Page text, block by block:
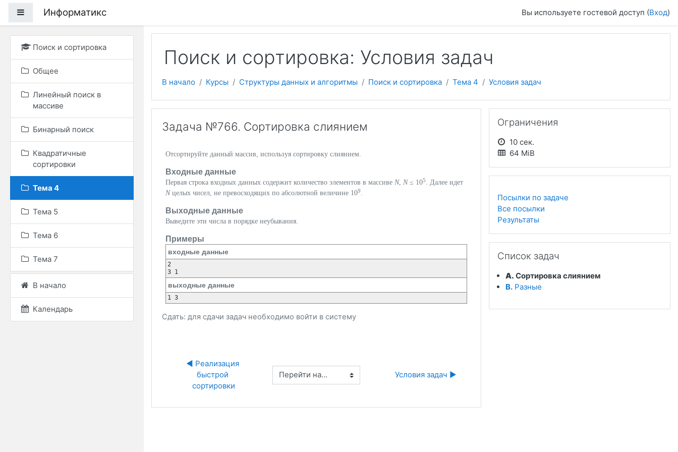
Боковая панель
Информатикс Вы используете гостевой доступ (Вход)
Поиск и сортировка
Общее
Линейный поиск в
массиве
Бинарный поиск
Квадратичные
сортировки
Тема 4
Тема 5
Тема 6
Тема 7
В начало
Календарь
Поиск и сортировка: Условия задач
В начало Курсы Структуры данных и алгоритмы Поиск и сортировка Тема 4 Условия задач
Задача №766. Сортировка слиянием
Отсортируйте данный массив, используя сортировку слиянием.
Входные данные
Первая строка входных данных содержит количество элементов в массиве N, N≤ 105. Далее идет
Nцелых чисел, не превосходящих по абсолютной величине 109.
Выходные данные
Выведите эти числа в порядке неубывания.
Примеры
входные данные
2
3 1
выходные данные
1 3
Сдать: для сдачи задач необходимо войти в систему
◀︎ Реализация
быстрой
сортировки
Перейти на... Условия задач ▶︎
Ограничения
10 сек.
64 MiB
Посылки по задаче
Все посылки
Результаты
Список задач
A. Сортировка слиянием
B. Разные